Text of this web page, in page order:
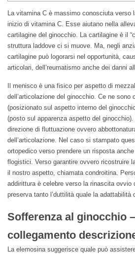
La vitamina C è massimo conosciuta verso
inizio di vitamina C. Esse aiutano nella
cartilagine del ginocchio. La cartilagine è il
struttura laddove ci si muove. Ma, negli
cartilagine può logorarsi nel opportunità,
articolari, dell’reumatismo anche dei danni
Il menisco è una fisico per aspetto di
dell’articolazione del ginocchio. Ce ne
(posizionato sul aspetto interno del
(posto sul apparenza aspetto del
direzione di fluttuazione ovvero
dell’articolazione. Nel caso si stampato
ortopedico verso prendere un risposta
flogistici. Verso garantire ovvero ricostruire
il nostro aspetto, chiamata condroitina.
addirittura è celebre verso la rinascita
preserva tanto l’duttilità quale la adattabilità
Sofferenza al ginocchio
collegamento
La elemosina suggerisce quale può